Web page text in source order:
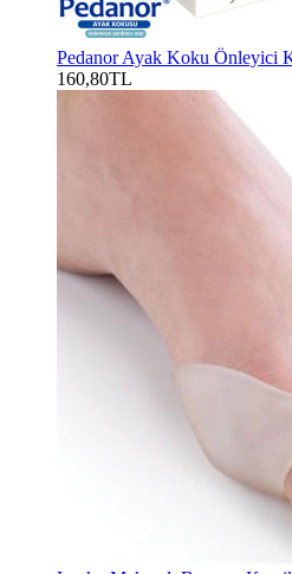
Pedanor Ayak Koku Önleyici
160,80TL